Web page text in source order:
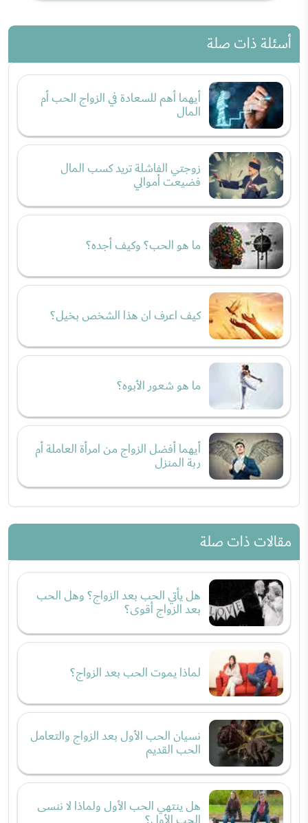
أسئلة ذات صلة
أيهما أهم للسعادة في الزواج الحب أم
المال
زوجتي الفاشلة تريد كسب المال
فضيعت أموالي
ما هو الحب؟ وكيف أجده؟
كيف اعرف ان هذا الشخص بخيل؟
ما هو شعور الأبوه؟
أيهما أفضل الزواج من امرأة العاملة أم
ربة المنزل
مقالات ذات صلة
هل يأتي الحب بعد الزواج؟ وهل الحب
بعد الزواج أقوى؟
لماذا يموت الحب بعد الزواج؟
نسيان الحب الأول بعد الزواج والتعامل
الحب القديم
هل ينتهي الحب الأول ولماذا لا ننسى